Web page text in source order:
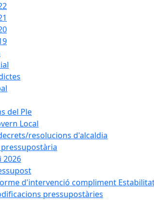
del Ple
Local
resolucions d'alcaldia
2026
d'intervenció compliment
pressupostàries